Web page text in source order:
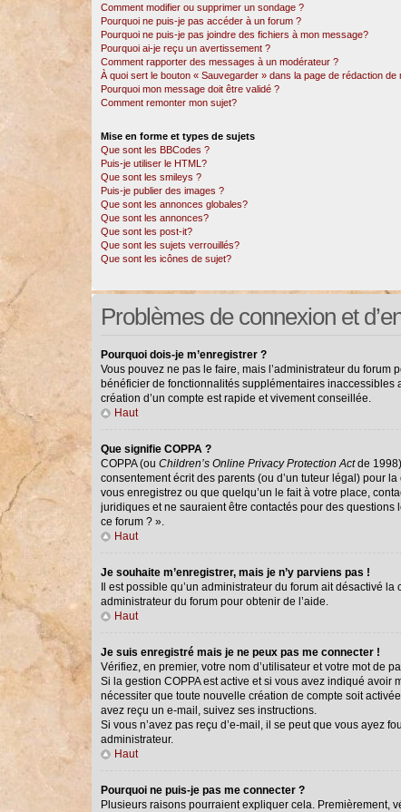
Comment modifier ou supprimer un sondage ?
Pourquoi ne puis-je pas accéder à un forum ?
Pourquoi ne puis-je pas joindre des fichiers à mon message?
Pourquoi ai-je reçu un avertissement ?
Comment rapporter des messages à un modérateur ?
À quoi sert le bouton « Sauvegarder » dans la page de rédaction de
Pourquoi mon message doit être validé ?
Comment remonter mon sujet?
Mise en forme et types de sujets
Que sont les BBCodes ?
Puis-je utiliser le HTML?
Que sont les smileys ?
Puis-je publier des images ?
Que sont les annonces globales?
Que sont les annonces?
Que sont les post-it?
Que sont les sujets verrouillés?
Que sont les icônes de sujet?
Problèmes de connexion et
Pourquoi dois-je m’enregistrer ?
Vous pouvez ne pas le faire, mais l’administrateur du forum
bénéficier de fonctionnalités supplémentaires inaccessibles
création d’un compte est rapide et vivement conseillée.
Haut
Que signifie COPPA ?
COPPA (ou Children’s Online Privacy Protection Actde
consentement écrit des parents (ou d’un tuteur légal) pour
vous enregistrez ou que quelqu’un le fait à votre place,
juridiques et ne sauraient être contactés pour des
ce forum ? ».
Haut
Je souhaite m’enregistrer, mais je n’y parviens pas !
Il est possible qu’un administrateur du forum ait désactivé
administrateur du forum pour obtenir de l’aide.
Haut
Je suis enregistré mais je ne peux pas me connecter !
Vérifiez, en premier, votre nom d’utilisateur et votre mot de
Si la gestion COPPA est active et si vous avez indiqué
nécessiter que toute nouvelle création de compte soit
avez reçu un e-mail, suivez ses instructions.
Si vous n’avez pas reçu d’e-mail, il se peut que vous ayez
administrateur.
Haut
Pourquoi ne puis-je pas me connecter ?
Plusieurs raisons pourraient expliquer cela. Premièrement,